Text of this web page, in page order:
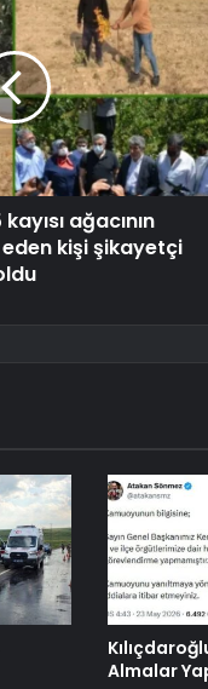
ağacının
kişi şikayetçi
Almalar